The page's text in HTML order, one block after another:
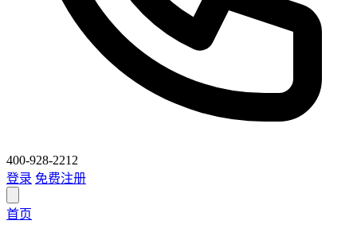
400-928-2212
登录 免费注册
首页